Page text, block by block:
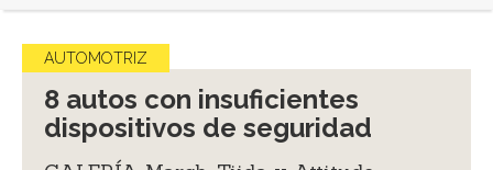
AUTOMOTRIZ
8 autos con insuficientes
dispositivos de seguridad